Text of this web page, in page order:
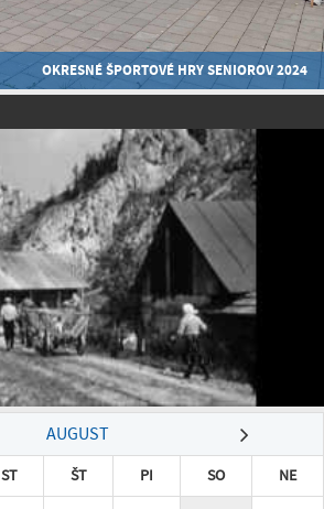
OKRESNÉ ŠPORTOVÉ HRY SENIOROV 2024
AUGUST
ST ŠT PI SO
NE